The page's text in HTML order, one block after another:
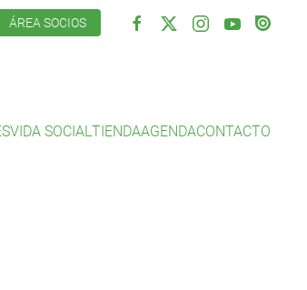
ÁREA SOCIOS
VIDA SOCIALTIENDAAGENDACONTACTO